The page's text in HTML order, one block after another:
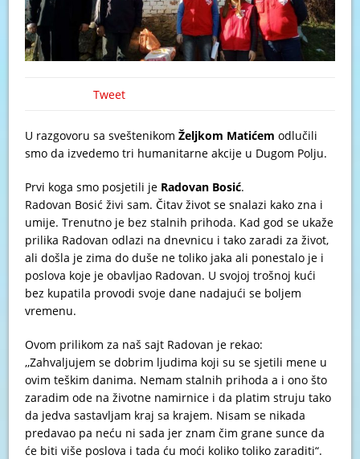
Tweet
U razgovoru sa sveštenikomŽeljkom Matićem odlučili
smo da izvedemo tri humanitarne akcije u Dugom Polju.
Prvi koga smo posjetili je Radovan Bosić.
Radovan Bosić živi sam. Čitav život se snalazi kako zna i
umije. Trenutno je bez stalnih prihoda. Kad god se ukaže
prilika Radovan odlazi na dnevnicu i tako zaradi za život,
ali došla je zima do duše ne toliko jaka ali ponestalo je i
poslova koje je obavljao Radovan. U svojoj trošnoj kući
bez kupatila provodi svoje dane nadajući se boljem
vremenu.
Ovom prilikom za naš sajt Radovan je rekao:
,,Zahvaljujem se dobrim ljudima koji su se sjetili mene u
ovim teškim danima. Nemam stalnih prihoda a i ono što
zaradim ode na životne namirnice i da platim struju tako
da jedva sastavljam kraj sa krajem. Nisam se nikada
predavao pa neću ni sada jer znam čim grane sunce da
će biti više poslova i tada ću moći koliko toliko zaraditi“.